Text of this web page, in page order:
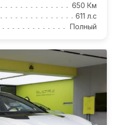
650 Км
611 л.с
Полный